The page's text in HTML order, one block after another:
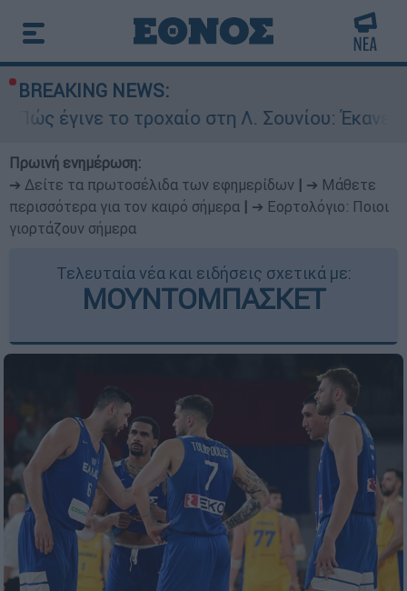
BREAKING NEWS:
τροχαίο στη Λ. Σουνίου: Έκανε αναστροφή
Πρωινή ενημέρωση:
➔ Δείτε τα πρωτοσέλιδα των εφημερίδων
➔ Μάθετε
περισσότερα για τον καιρό σήμερα
➔ Εορτολόγιο: Ποιοι
γιορτάζουν σήμερα
Τελευταία νέα και ειδήσεις σχετικά με:
ΜΟΥΝΤΟΜΠΑΣΚΕΤ